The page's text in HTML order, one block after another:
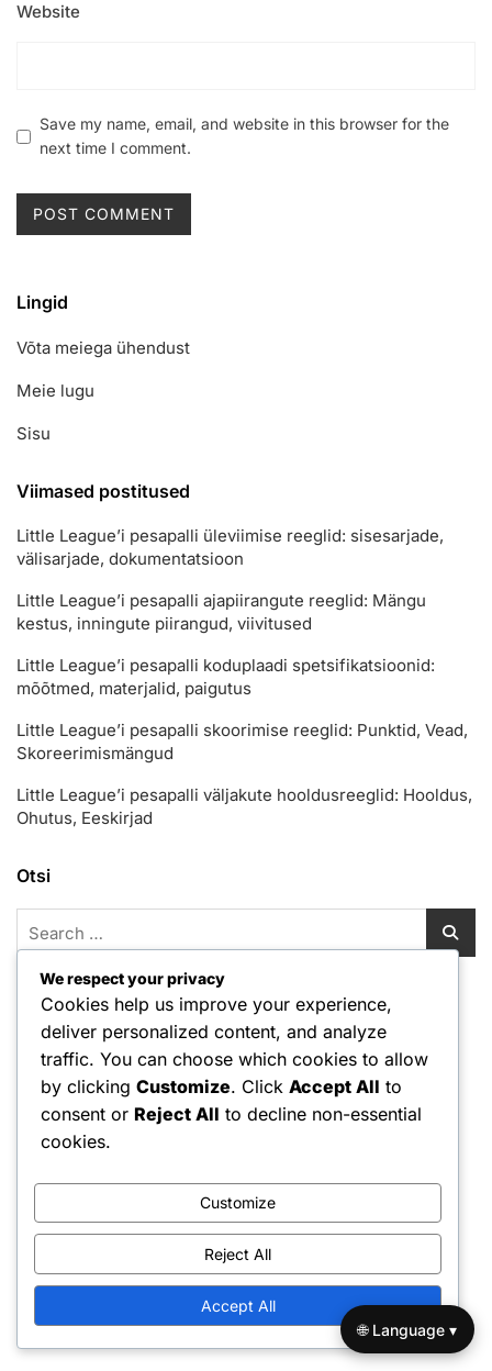
Website
Save my name, email, and website in this browser for the
next time I comment.
Lingid
Võta meiega ühendust
Meie lugu
Sisu
Viimased postitused
Little League’i pesapalli üleviimise reeglid: sisesarjade,
välisarjade, dokumentatsioon
Little League’i pesapalli ajapiirangute reeglid: Mängu
kestus, inningute piirangud, viivitused
Little League’i pesapalli koduplaadi spetsifikatsioonid:
mõõtmed, materjalid, paigutus
Little League’i pesapalli skoorimise reeglid: Punktid, Vead,
Skoreerimismängud
Little League’i pesapalli väljakute hooldusreeglid: Hooldus,
Ohutus, Eeskirjad
Otsi
for:
Kategooriad
Little League'i mängijate sobivus
Little League'i mängureeglid
Little League'i väljakute mõõtmed
Arhiiv
February 2026
January 2026
We respect your privacy
Cookies help us improve your experience,
deliver personalized content, and analyze
traffic. You can choose which cookies to allow
by clicking Customize. Click Accept All to
consent or Reject All to decline non-essential
cookies.
Customize
Reject All
Accept All
🌐 Language ▾